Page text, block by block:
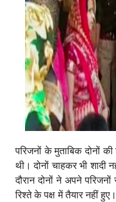
परिजनों के मुताबिक दोनों की
थी। दोनों चाहकर भी शादी
दौरान दोनों ने अपने
रिश्ते के पक्ष में तैयार नहीं